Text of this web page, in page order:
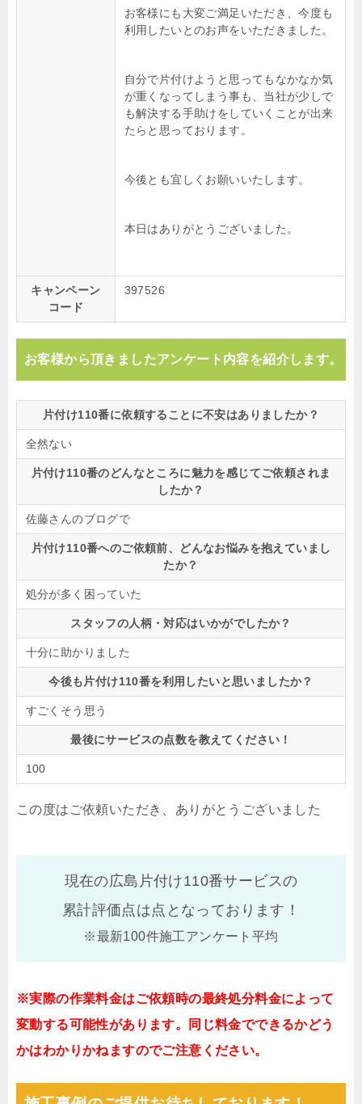
お客様にも大変ご満足いただき、今度も
利用したいとのお声をいただきました。
自分で片付けようと思ってもなかなか気
が重くなってしまう事も、当社が少しで
も解決する手助けをしていくことが出来
たらと思っております。
今後とも宜しくお願いいたします。
本日はありがとうございました。
キャンペーン
コード
397526
お客様から頂きましたアンケート内容を紹介します。
片付け110番に依頼することに不安はありましたか？
全然ない
片付け110番のどんなところに魅力を感じてご依頼されま
したか？
佐藤さんのブログで
片付け110番へのご依頼前、どんなお悩みを抱えていまし
たか？
処分が多く困っていた
スタッフの人柄・対応はいかがでしたか？
十分に助かりました
今後も片付け110番を利用したいと思いましたか？
すごくそう思う
最後にサービスの点数を教えてください！
100
この度はご依頼いただき、ありがとうございました
現在の広島片付け110番サービスの
累計評価点は点となっております！
※最新100件施工アンケート平均
※実際の作業料金はご依頼時の最終処分料金によって
変動する可能性があります。同じ料金でできるかどう
かはわかりかねますのでご注意ください。